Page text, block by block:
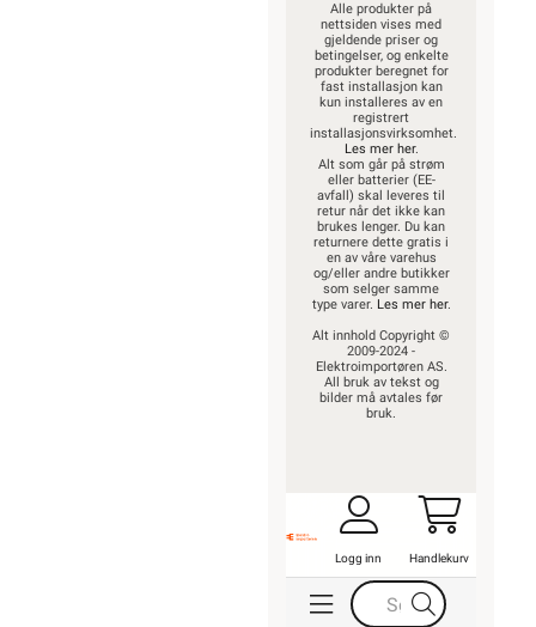
Alle produkter på
nettsiden vises med
gjeldende priser og
betingelser, og enkelte
produkter beregnet for
fast installasjon kan
kun installeres av en
registrert
installasjonsvirksomhet.
Les mer her.
Alt som går på strøm
eller batterier (EE-
avfall) skal leveres til
retur når det ikke kan
brukes lenger. Du kan
returnere dette gratis i
en av våre varehus
og/eller andre butikker
som selger samme
type varer. Les mer her.
Alt innhold Copyright ©
2009-2024 -
Elektroimportøren AS.
All bruk av tekst og
bilder må avtales før
bruk.
Logg inn Handlekurv